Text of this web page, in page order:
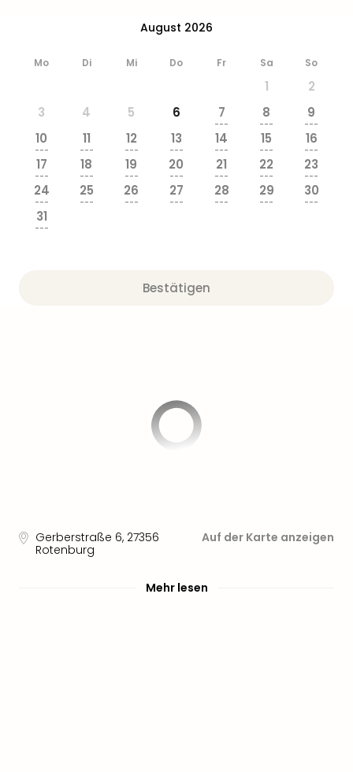
August 2026
Mo Di Mi Do Fr Sa So
1
2
3
4 5 6 7
---
8
---
9
---
10
---
11
---
12
---
13
---
14
---
15
---
16
---
17
---
18
---
19
---
20
---
21
---
22
---
23
---
24
---
25
---
26
---
27
---
28
---
29
---
30
---
31
---
Bestätigen
Gerberstraße 6, 27356
Rotenburg
Auf der Karte anzeigen
Mehr lesen